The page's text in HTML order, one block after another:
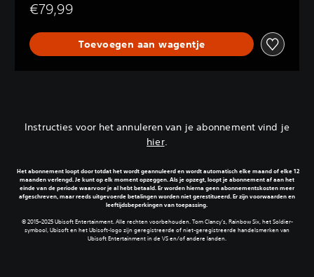
€79,99
Toevoegen aan wagentje
Instructies voor het annuleren van je abonnement vind je
hier‎.
Het abonnement loopt door totdat het wordt geannuleerd en wordt automatisch elke maand of elke 12
maanden verlengd. Je kunt op elk moment opzeggen. Als je opzegt, loopt je abonnement af aan het
einde van de periode waarvoor je al hebt betaald. Er worden hierna geen abonnementskosten meer
afgeschreven, maar reeds uitgevoerde betalingen worden niet gerestitueerd. Er zijn voorwaarden en
leeftijdsbeperkingen van toepassing.
© 2015–2025 Ubisoft Entertainment. Alle rechten voorbehouden. Tom Clancy’s, Rainbow Six, het Soldier-
symbool, Ubisoft en het Ubisoft-logo zijn geregistreerde of niet-geregistreerde handelsmerken van
Ubisoft Entertainment in de VS en/of andere landen.